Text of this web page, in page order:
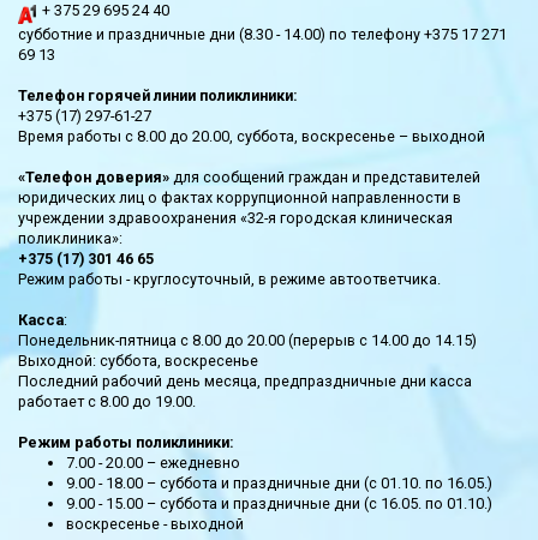
+ 375 29 695 24 40
субботние и праздничные дни (8.30 - 14.00) по телефону +375 17 271
69 13
Телефон горячей линии поликлиники:
+375 (17) 297-61-27
Время работы с 8.00 до 20.00, суббота, воскресенье – выходной
«Телефон доверия» для сообщений граждан и представителей
юридических лиц о фактах коррупционной направленности в
учреждении здравоохранения «32-я городская клиническая
поликлиника»:
+375 (17) 301 46 65
Режим работы - круглосуточный, в режиме автоответчика.
Касса:
Понедельник-пятница с 8.00 до 20.00 (перерыв с 14.00 до 14.15)
Выходной: суббота, воскресенье
Последний рабочий день месяца, предпраздничные дни касса
работает с 8.00 до 19.00.
Режим работы поликлиники:
7.00 - 20.00 – ежедневно
9.00 - 18.00 – суббота и праздничные дни (с 01.10. по 16.05.)
9.00 - 15.00 – суббота и праздничные дни (с 16.05. по 01.10.)
воскресенье - выходной